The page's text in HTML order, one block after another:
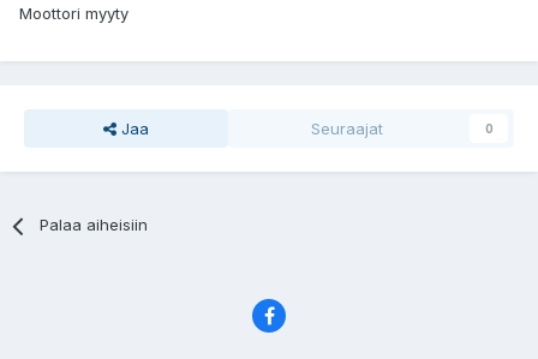
Moottori myyty
Jaa Seuraajat 0
Palaa aiheisiin